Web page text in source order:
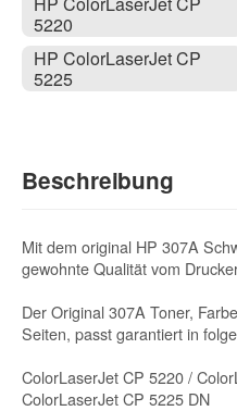
5220
HP ColorLaserJet CP
5225
Beschreibung
Mit dem original HP 307A
gewohnte Qualität vom
Der Original 307A Toner,
Seiten, passt garantiert in
ColorLaserJet CP 5220 /
ColorLaserJet CP 5225 DN